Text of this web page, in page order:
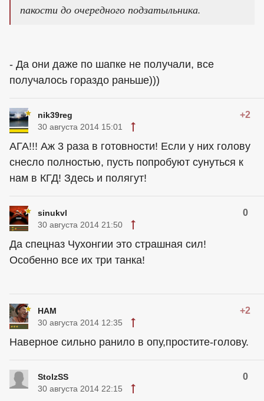
пакости до очередного подзатыльника.
- Да они даже по шапке не получали, все
получалось гораздо раньше)))
nik39reg +2
30 августа 2014 15:01
АГА!!! Аж 3 раза в готовности! Если у них голову
снесло полностью, пусть попробуют сунуться к
нам в КГД! Здесь и полягут!
sinukvl 0
30 августа 2014 21:50
Да спецназ Чухонгии это страшная сил!
Особенно все их три танка!
HAM +2
30 августа 2014 12:35
Наверное сильно ранило в опу,простите-голову.
StolzSS 0
30 августа 2014 22:15